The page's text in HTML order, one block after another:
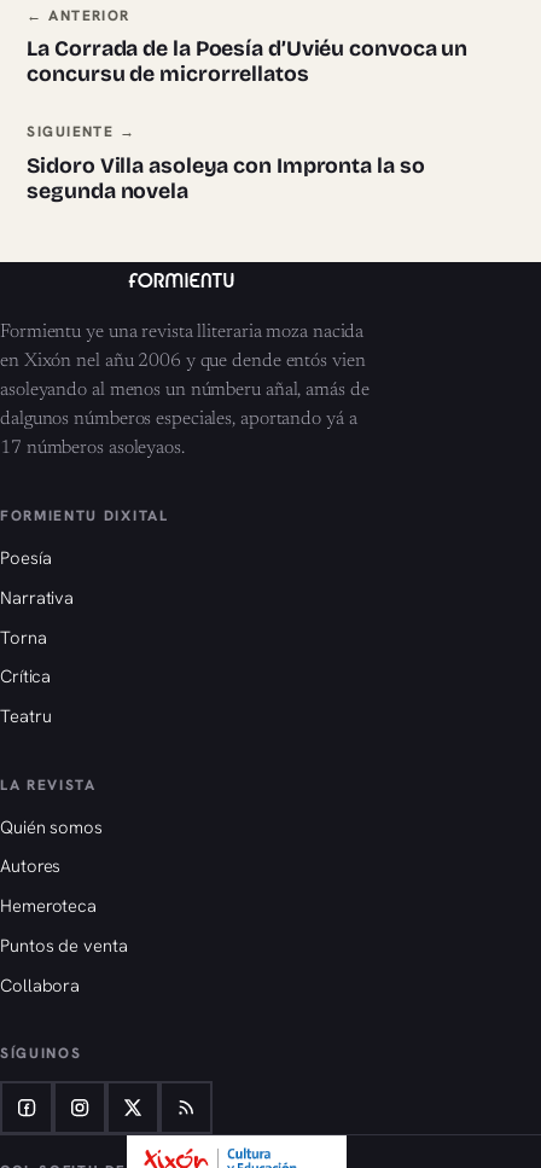
Navegación ente pieces
← ANTERIOR
La Corrada de la Poesía d’Uviéu convoca un
concursu de microrrellatos
SIGUIENTE →
Sidoro Villa asoleya con Impronta la so
segunda novela
Formientu ye una revista lliteraria moza nacida
en Xixón nel añu 2006 y que dende entós vien
asoleyando al menos un númberu añal, amás de
dalgunos númberos especiales, aportando yá a
17 númberos asoleyaos.
FORMIENTU DIXITAL
Poesía
Narrativa
Torna
Crítica
Teatru
LA REVISTA
Quién somos
Autores
Hemeroteca
Puntos de venta
Collabora
SÍGUINOS